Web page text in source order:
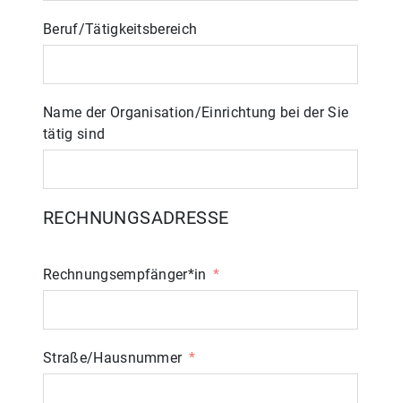
Beruf/Tätigkeitsbereich
Name der Organisation/Einrichtung bei der Sie
tätig sind
RECHNUNGSADRESSE
Rechnungsempfänger*in
Straße/Hausnummer